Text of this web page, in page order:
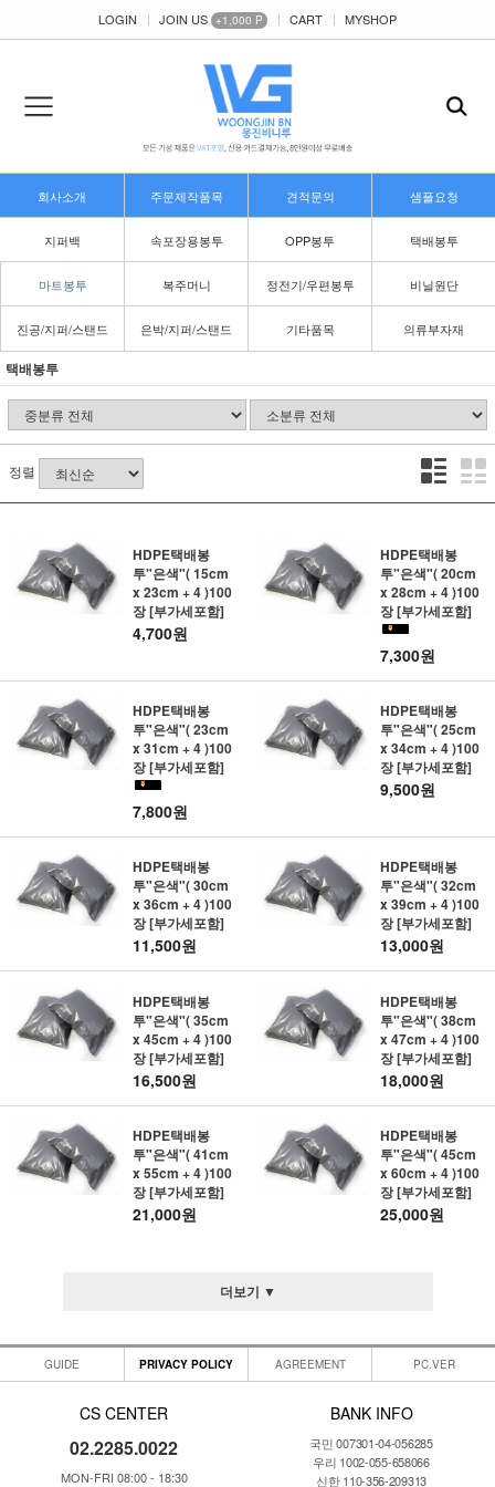
LOGIN JOIN US +1,000 P CART MYSHOP
회사소개 주문제작품목 견적문의 샘플요청
지퍼백 속포장용봉투 OPP봉투 택배봉투
마트봉투 복주머니 정전기/우편봉투 비닐원단
진공/지퍼/스탠드 은박/지퍼/스탠드 기타품목 의류부자재
택배봉투
정렬
HDPE택배봉
투"은색"( 15cm
x 23cm + 4 )100
장 [부가세포함]
4,700원
HDPE택배봉
투"은색"( 20cm
x 28cm + 4 )100
장 [부가세포함]
7,300원
HDPE택배봉
투"은색"( 23cm
x 31cm + 4 )100
장 [부가세포함]
7,800원
HDPE택배봉
투"은색"( 25cm
x 34cm + 4 )100
장 [부가세포함]
9,500원
HDPE택배봉
투"은색"( 30cm
x 36cm + 4 )100
장 [부가세포함]
11,500원
HDPE택배봉
투"은색"( 32cm
x 39cm + 4 )100
장 [부가세포함]
13,000원
HDPE택배봉
투"은색"( 35cm
x 45cm + 4 )100
장 [부가세포함]
16,500원
HDPE택배봉
투"은색"( 38cm
x 47cm + 4 )100
장 [부가세포함]
18,000원
HDPE택배봉
투"은색"( 41cm
x 55cm + 4 )100
장 [부가세포함]
21,000원
HDPE택배봉
투"은색"( 45cm
x 60cm + 4 )100
장 [부가세포함]
25,000원
더보기 ▼
GUIDE PRIVACY POLICY AGREEMENT PC.VER
CS CENTER
02.2285.0022
MON-FRI 08:00 - 18:30
BANK INFO
국민 007301-04-056285
우리 1002-055-658066
신한 110-356-209313